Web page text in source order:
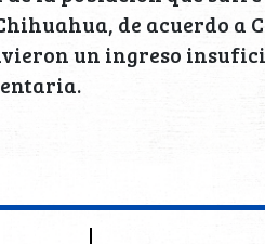
de acuerdo a
un ingreso